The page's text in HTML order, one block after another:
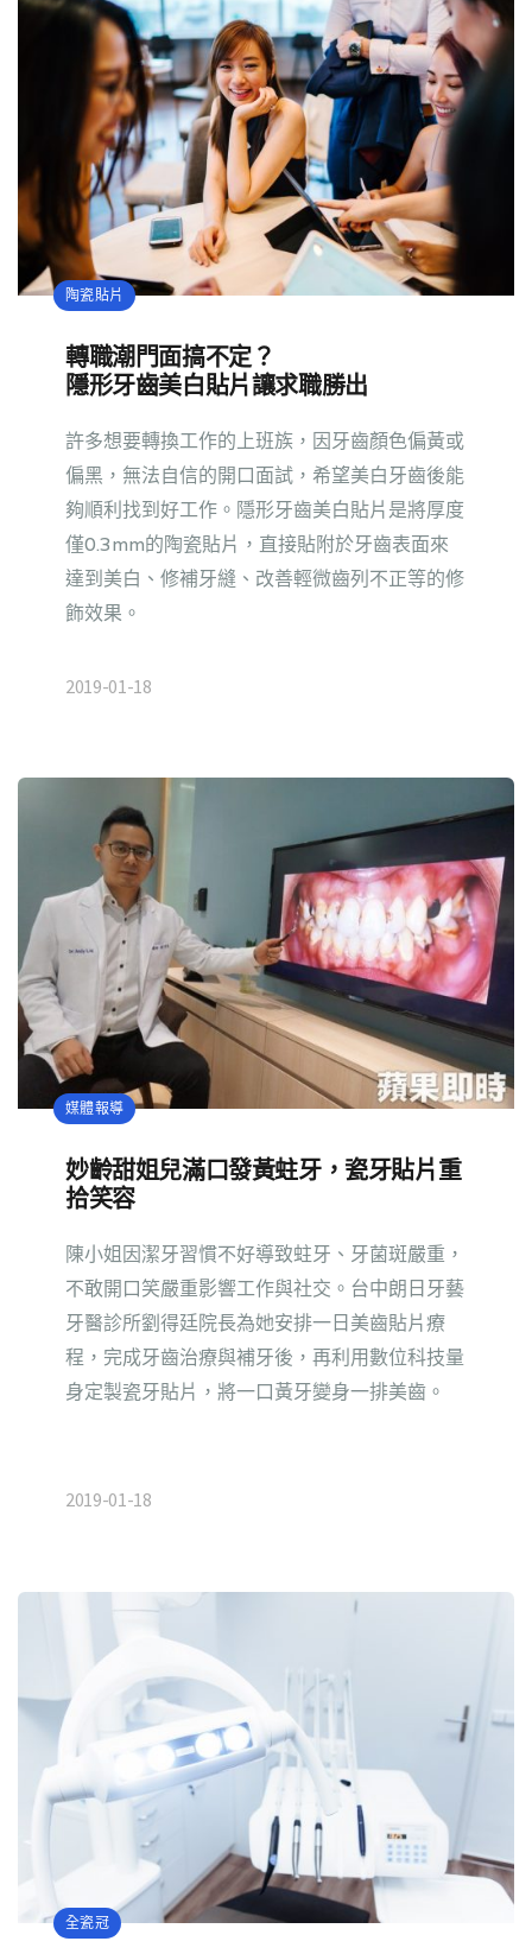
陶瓷貼片
轉職潮門面搞不定？
隱形牙齒美白貼片讓求職勝出
許多想要轉換工作的上班族，因牙齒顏色偏黃或
偏黑，無法自信的開口面試，希望美白牙齒後能
夠順利找到好工作。隱形牙齒美白貼片是將厚度
僅0.3mm的陶瓷貼片，直接貼附於牙齒表面來
達到美白、修補牙縫、改善輕微齒列不正等的修
飾效果。
2019-01-18
媒體報導
妙齡甜姐兒滿口發黃蛀牙，瓷牙貼片重
拾笑容
陳小姐因潔牙習慣不好導致蛀牙、牙菌斑嚴重，
不敢開口笑嚴重影響工作與社交。台中朗日牙藝
牙醫診所劉得廷院長為她安排一日美齒貼片療
程，完成牙齒治療與補牙後，再利用數位科技量
身定製瓷牙貼片，將一口黃牙變身一排美齒。
2019-01-18
全瓷冠